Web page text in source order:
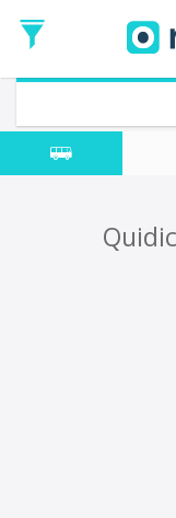
de
Ida
Vuelta
Fecha
de